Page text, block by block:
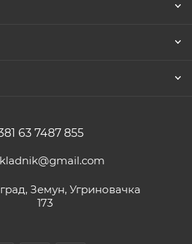
63 7487 855
Земун, Угриновачка
173